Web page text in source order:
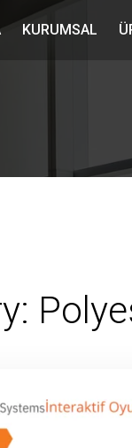
KURUMSAL